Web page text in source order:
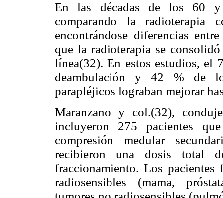
En las décadas de los 60 y
comparando la radioterapia
encontrándose diferencias
que la radioterapia se
línea(32). En estos estudios, el
deambulación y 42 % de
parapléjicos lograban mejorar
Maranzano y col.(32),
incluyeron 275 pacientes
compresión medular
recibieron una dosis total
fraccionamiento. Los
radiosensibles (mama,